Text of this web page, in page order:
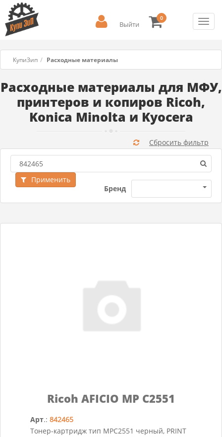
Выйти
0
КупиЗип Расходные материалы
Расходные материалы для МФУ,
принтеров и копиров Ricoh,
Konica Minolta и Kyocera
Бренд
Применить
Сбросить фильтр
Ricoh AFICIO MP C2551
Арт.: 842465
Тонер-картридж тип MPC2551 черный, PRINT